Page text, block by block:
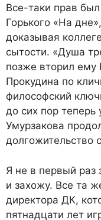
Все-таки прав
Горького «На
доказывая
сытости. «Душа
позже вторил ему
Прокудина по
философский
до сих пор
Умурзакова
долгожительство
Я не в первый раз
и захожу. Все та
директора ДК,
пятнадцати лет